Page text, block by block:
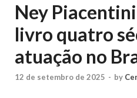
Ney
livro quatro
atuação no
12 de setembro de 2025 - by